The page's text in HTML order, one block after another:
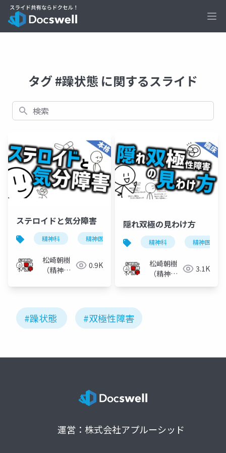
タグ #躁状態 に関するスライド
検索
ステロイドと気分障害
精神科 精神医学 気分障害 うつ病
松崎朝樹
（精神科
0.9K
隠れ双極の見わけ方
精神科 精神医学
松崎朝樹
（精神科
3.1K
#躁状態 #双極性障害
運営：株式会社アプルーシッド